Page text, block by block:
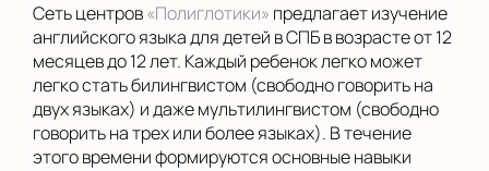
Сеть центров«Полиглотики» предлагает изучение
английского языка для детей в СПБ в возрасте от 12
месяцев до 12 лет. Каждый ребенок легко может
легко стать билингвистом (свободно говорить на
двух языках) и даже мультилингвистом (свободно
говорить на трех или более языках). В течение
этого времени формируются основные навыки